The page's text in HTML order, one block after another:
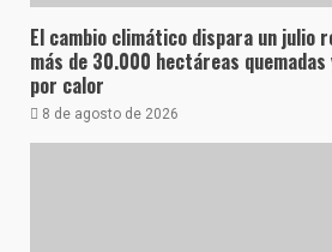
El cambio climático dispara un julio
más de 30.000 hectáreas
por calor
8 de agosto de 2026